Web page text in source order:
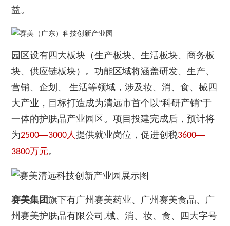
益。
园区设有四大板块（生产板块、生活板块、商务板
块、供应链板块）。功能区域将涵盖研发、生产、
营销、企划、 生活等领域，涉及妆、消、食、械四
大产业，目标打造成为清远市首个以“科研产销”于
一体的护肤品产业园区。项目投建完成后，预计将
为2500—3000 人提供就业岗位，促进创税3600—
3800万元。
赛美集团旗下有广州赛美药业、广州赛美食品、广
州赛美护肤品有限公司,械、消、妆、食、四大字号